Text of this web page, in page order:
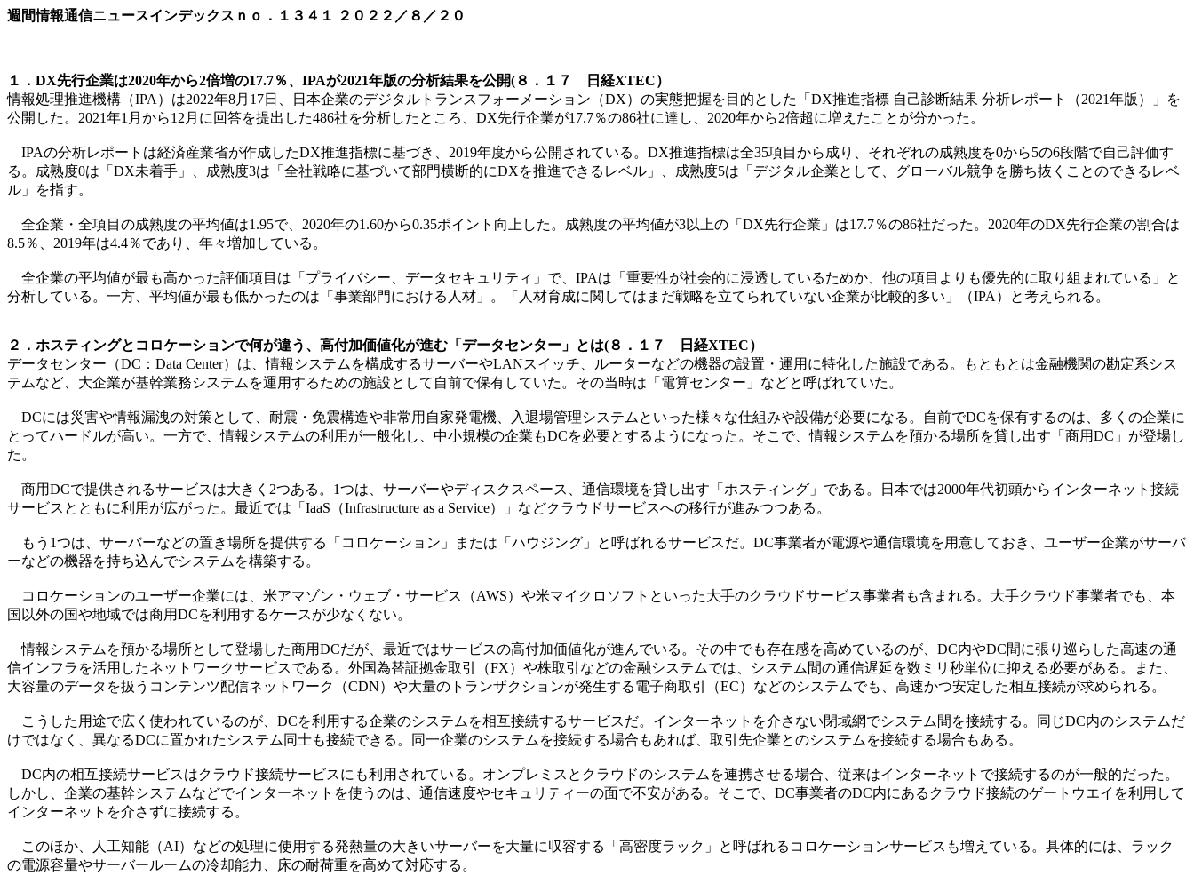
週間情報通信ニュースインデックスｎｏ． １３４１ ２０２２／８／２０
１．DX先行企業は2020年から2倍増の17.7％、IPAが2021年版の分析結果を公開(８．１７ 日経XTEC）
情報処理推進機構（IPA）は2022年8月17日、日本企業のデジタルトランスフォーメーション（DX）の実態把握を目的とした「DX推進指標 自己診断結果 分析レポート（2021年版）」を
公開した。2021年1月から12月に回答を提出した486社を分析したところ、DX先行企業が17.7％の86社に達し、2020年から2倍超に増えたことが分かった。
IPAの分析レポートは経済産業省が作成したDX推進指標に基づき、2019年度から公開されている。DX推進指標は全35項目から成り、それぞれの成熟度を0から5の6段階で自己評価す
る。成熟度0は「DX未着手」、成熟度3は「全社戦略に基づいて部門横断的にDXを推進できるレベル」、成熟度5は「デジタル企業として、グローバル競争を勝ち抜くことのできるレベ
ル」を指す。
全企業・全項目の成熟度の平均値は1.95で、2020年の1.60から0.35ポイント向上した。成熟度の平均値が3以上の「DX先行企業」は17.7％の86社だった。2020年のDX先行企業の割合は
8.5％、2019年は4.4％であり、年々増加している。
全企業の平均値が最も高かった評価項目は「プライバシー、データセキュリティ」で、IPAは「重要性が社会的に浸透しているためか、他の項目よりも優先的に取り組まれている」と
分析している。一方、平均値が最も低かったのは「事業部門における人材」。「人材育成に関してはまだ戦略を立てられていない企業が比較的多い」（IPA）と考えられる。
２．ホスティングとコロケーションで何が違う、高付加価値化が進む「データセンター」とは(８．１７ 日経XTEC）
データセンター（DC：Data Center）は、情報システムを構成するサーバーやLANスイッチ、ルーターなどの機器の設置・運用に特化した施設である。もともとは金融機関の勘定系シス
テムなど、大企業が基幹業務システムを運用するための施設として自前で保有していた。その当時は「電算センター」などと呼ばれていた。
DCには災害や情報漏洩の対策として、耐震・免震構造や非常用自家発電機、入退場管理システムといった様々な仕組みや設備が必要になる。自前でDCを保有するのは、多くの企業に
とってハードルが高い。一方で、情報システムの利用が一般化し、中小規模の企業もDCを必要とするようになった。そこで、情報システムを預かる場所を貸し出す「商用DC」が登場し
た。
商用DCで提供されるサービスは大きく2つある。1つは、サーバーやディスクスペース、通信環境を貸し出す「ホスティング」である。日本では2000年代初頭からインターネット接続
サービスとともに利用が広がった。最近では「IaaS（Infrastructure as a Service）」などクラウドサービスへの移行が進みつつある。
もう1つは、サーバーなどの置き場所を提供する「コロケーション」または「ハウジング」と呼ばれるサービスだ。DC事業者が電源や通信環境を用意しておき、ユーザー企業がサーバ
ーなどの機器を持ち込んでシステムを構築する。
コロケーションのユーザー企業には、米アマゾン・ウェブ・サービス（AWS）や米マイクロソフトといった大手のクラウドサービス事業者も含まれる。大手クラウド事業者でも、本
国以外の国や地域では商用DCを利用するケースが少なくない。
情報システムを預かる場所として登場した商用DCだが、最近ではサービスの高付加価値化が進んでいる。その中でも存在感を高めているのが、DC内やDC間に張り巡らした高速の通
信インフラを活用したネットワークサービスである。外国為替証拠金取引（FX）や株取引などの金融システムでは、システム間の通信遅延を数ミリ秒単位に抑える必要がある。また、
大容量のデータを扱うコンテンツ配信ネットワーク（CDN）や大量のトランザクションが発生する電子商取引（EC）などのシステムでも、高速かつ安定した相互接続が求められる。
こうした用途で広く使われているのが、DCを利用する企業のシステムを相互接続するサービスだ。インターネットを介さない閉域網でシステム間を接続する。同じDC内のシステムだ
けではなく、異なるDCに置かれたシステム同士も接続できる。同一企業のシステムを接続する場合もあれば、取引先企業とのシステムを接続する場合もある。
DC内の相互接続サービスはクラウド接続サービスにも利用されている。オンプレミスとクラウドのシステムを連携させる場合、従来はインターネットで接続するのが一般的だった。
しかし、企業の基幹システムなどでインターネットを使うのは、通信速度やセキュリティーの面で不安がある。そこで、DC事業者のDC内にあるクラウド接続のゲートウエイを利用して
インターネットを介さずに接続する。
このほか、人工知能（AI）などの処理に使用する発熱量の大きいサーバーを大量に収容する「高密度ラック」と呼ばれるコロケーションサービスも増えている。具体的には、ラック
の電源容量やサーバールームの冷却能力、床の耐荷重を高めて対応する。